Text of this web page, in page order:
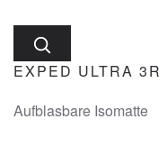
EXPED ULTRA 3R
Aufblasbare Isomatte